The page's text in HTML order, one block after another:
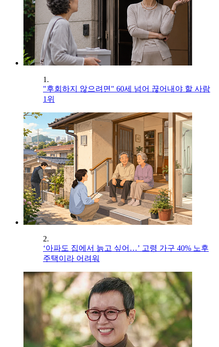
1.
"후회하지 않으려면" 60세 넘어 끊어내야 할 사람
1위
2.
‘아파도 집에서 늙고 싶어…’ 고령 가구 40% 노후
주택이라 어려워